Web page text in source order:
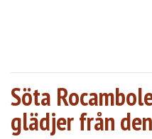
Söta
glädjer från